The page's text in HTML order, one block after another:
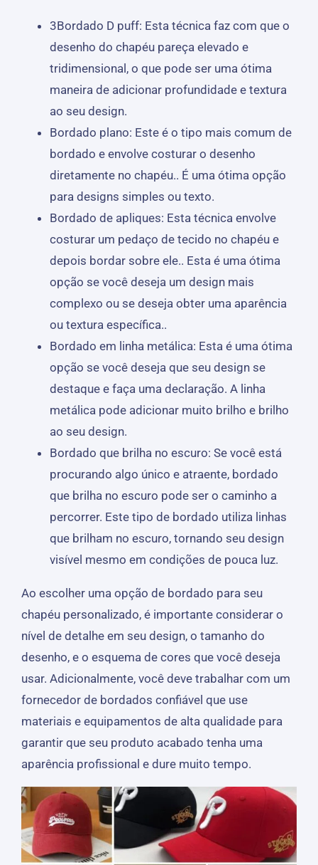
3Bordado D puff: Esta técnica faz com que o
desenho do chapéu pareça elevado e
tridimensional, o que pode ser uma ótima
maneira de adicionar profundidade e textura
ao seu design.
Bordado plano: Este é o tipo mais comum de
bordado e envolve costurar o desenho
diretamente no chapéu.. É uma ótima opção
para designs simples ou texto.
Bordado de apliques: Esta técnica envolve
costurar um pedaço de tecido no chapéu e
depois bordar sobre ele.. Esta é uma ótima
opção se você deseja um design mais
complexo ou se deseja obter uma aparência
ou textura específica..
Bordado em linha metálica: Esta é uma ótima
opção se você deseja que seu design se
destaque e faça uma declaração. A linha
metálica pode adicionar muito brilho e brilho
ao seu design.
Bordado que brilha no escuro: Se você está
procurando algo único e atraente, bordado
que brilha no escuro pode ser o caminho a
percorrer. Este tipo de bordado utiliza linhas
que brilham no escuro, tornando seu design
visível mesmo em condições de pouca luz.
Ao escolher uma opção de bordado para seu
chapéu personalizado, é importante considerar o
nível de detalhe em seu design, o tamanho do
desenho, e o esquema de cores que você deseja
usar. Adicionalmente, você deve trabalhar com um
fornecedor de bordados confiável que use
materiais e equipamentos de alta qualidade para
garantir que seu produto acabado tenha uma
aparência profissional e dure muito tempo.